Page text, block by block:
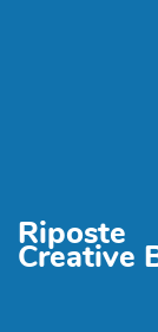
Riposte
Creative